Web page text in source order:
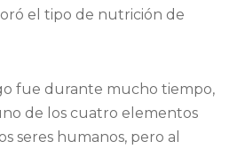
el tipo de nutrición de
fue durante mucho tiempo,
de los cuatro elementos
seres humanos, pero al